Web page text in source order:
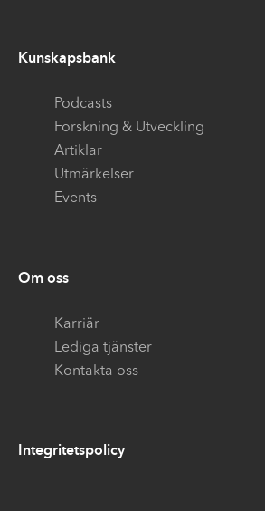
Kunskapsbank
Podcasts
Forskning & Utveckling
Artiklar
Utmärkelser
Events
Om oss
Karriär
Lediga tjänster
Kontakta oss
Integritetspolicy